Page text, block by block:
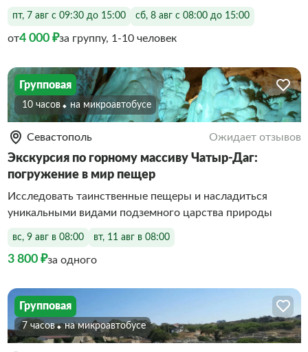
пт, 7 авг с 09:30 до 15:00 сб, 8 авг с 08:00 до 15:00
от4 000 ₽за группу, 1-10 человек
Групповая
10 часов На микроавтобусе
Севастополь Ожидает отзывов
Экскурсия по горному массиву Чатыр-Даг:
погружение в мир пещер
Исследовать таинственные пещеры и насладиться
уникальными видами подземного царства природы
вс, 9 авг в 08:00 вт, 11 авг в 08:00
3 800 ₽за одного
Групповая
7 часов На микроавтобусе